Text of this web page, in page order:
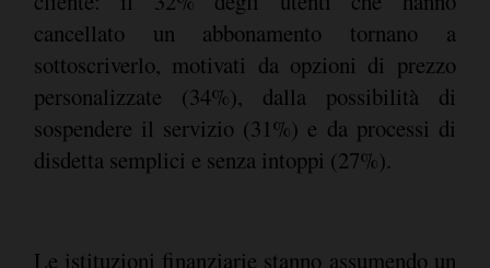
cancellato un abbonamento tornano a
sottoscriverlo, motivati da opzioni di prezzo
personalizzate (34%), dalla possibilità di
sospendere il servizio (31%) e da processi di
disdetta semplici e senza intoppi (27%).
Le istituzioni finanziarie stanno assumendo un